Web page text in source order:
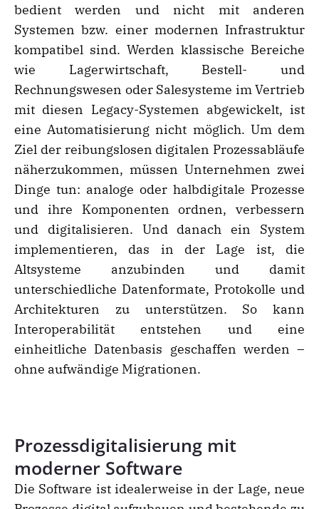
bedient werden und nicht mit anderen
Systemen bzw. einer modernen Infrastruktur
kompatibel sind. Werden klassische Bereiche
wie Lagerwirtschaft, Bestell- und
Rechnungswesen oder Salesysteme im Vertrieb
mit diesen Legacy-Systemen abgewickelt, ist
eine Automatisierung nicht möglich. Um dem
Ziel der reibungslosen digitalen Prozessabläufe
näherzukommen, müssen Unternehmen zwei
Dinge tun: analoge oder halbdigitale Prozesse
und ihre Komponenten ordnen, verbessern
und digitalisieren. Und danach ein System
implementieren, das in der Lage ist, die
Altsysteme anzubinden und damit
unterschiedliche Datenformate, Protokolle und
Architekturen zu unterstützen. So kann
Interoperabilität entstehen und eine
einheitliche Datenbasis geschaffen werden –
ohne aufwändige Migrationen.
Prozessdigitalisierung mit
moderner Software
Die Software ist idealerweise in der Lage, neue